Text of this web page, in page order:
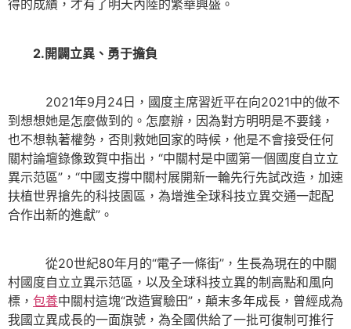
得的成績，才有了明天內陸的繁華興盛。
2.開闢立異、勇于擔負
2021年9月24日，國度主席習近平在向2021中的做不
到想想她是怎麼做到的。怎麼辦，因為對方明明是不要錢，
也不想執著權勢，否則救她回家的時候，他是不會接受任何
關村論壇錄像致賀中指出，“中關村是中國第一個國度自立立
異示范區”，“中國支撐中關村展開新一輪先行先試改造，加速
扶植世界搶先的科技園區，為增進全球科技立異交通一起配
合作出新的進獻”。
從20世紀80年月的“電子一條街”，生長為現在的中關
村國度自立立異示范區，以及全球科技立異的制高點和風向
標， 包養中關村這塊“改造實驗田”，顛末多年成長，曾經成為
我國立異成長的一面旗號，為全國供給了一批可復制可推行